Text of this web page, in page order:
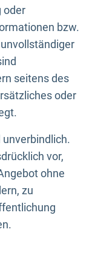
oder
bzw.
seitens des
oder
vor,
ohne
zu